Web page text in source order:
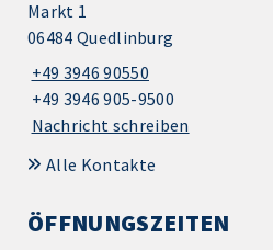
Markt 1
06484 Quedlinburg
+49 3946 90550
+49 3946 905-9500
Nachricht schreiben
Alle Kontakte
ÖFFNUNGSZEITEN